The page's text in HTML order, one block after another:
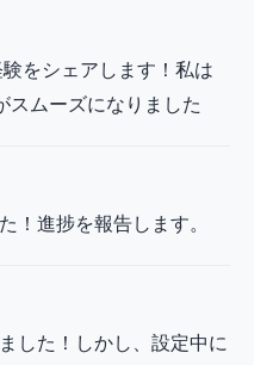
をシェアします！私は
スムーズになりました
！進捗を報告します。
した！しかし、設定中に